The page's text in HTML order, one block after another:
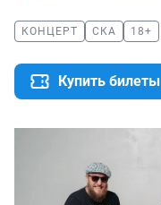
КОНЦЕРТ СКА 18+
Купить билеты